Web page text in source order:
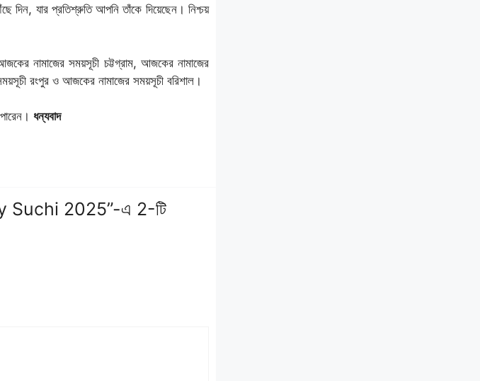
দিন, যার প্রতিশ্রুতি আপনি তাঁকে দিয়েছেন। নিশ্চয়
নামাজের সময়সূচী চট্টগ্রাম, আজকের নামাজের
রংপুর ও আজকের নামাজের সময়সূচী বরিশাল।
ধন্যবাদ
Suchi 2025”-এ 2-টি